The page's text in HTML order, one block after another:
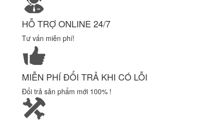
HỖ TRỢ ONLINE 24/7
Tư vấn miễn phí!
MIỄN PHÍ ĐỔI TRẢ KHI CÓ LỖI
Đổi trả sản phẩm mới 100% !